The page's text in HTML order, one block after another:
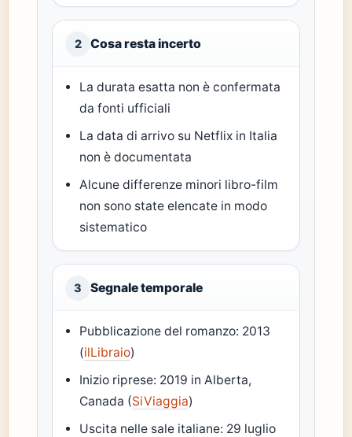
2 Cosa resta incerto
La durata esatta non è confermata
da fonti ufficiali
La data di arrivo su Netflix in Italia
non è documentata
Alcune differenze minori libro-film
non sono state elencate in modo
sistematico
3 Segnale temporale
Pubblicazione del romanzo: 2013
(ilLibraio)
Inizio riprese: 2019 in Alberta,
Canada (SiViaggia)
Uscita nelle sale italiane: 29 luglio